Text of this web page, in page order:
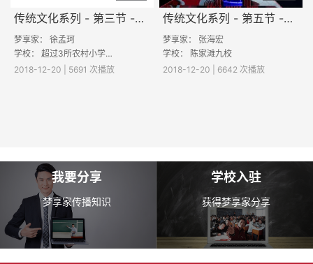
传统文化系列 - 第三节 -《京剧》
梦享家： 徐孟珂
学校： 超过3所农村小学参与直播
2018-12-20 | 5691 次播放
传统文化系列 - 第五节 -《小对联，大文化》
梦享家： 张海宏
学校：
陈家滩九校
2018-12-20 | 6642 次播放
我要分享
梦享家传播知识
学校入驻
获得梦享家分享